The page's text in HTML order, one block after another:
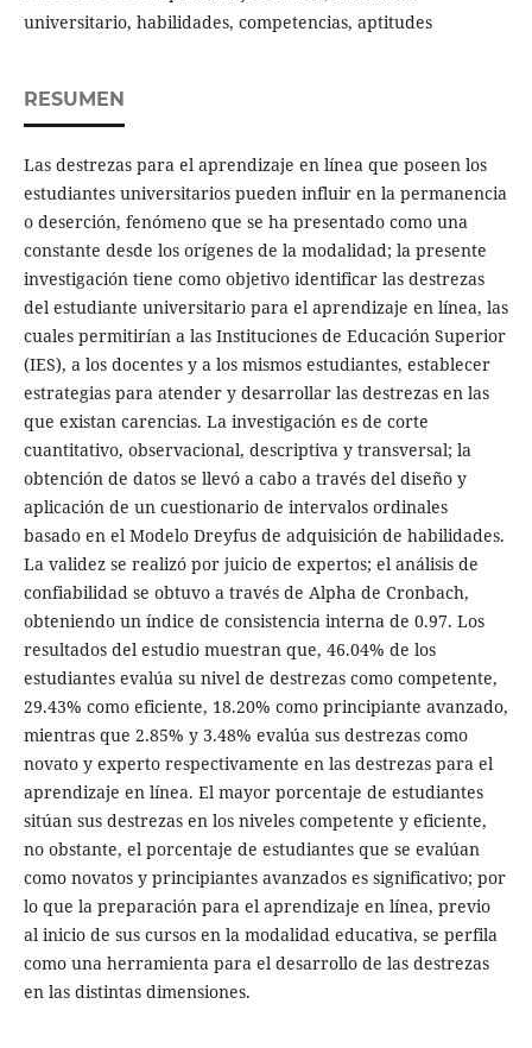
universitario, habilidades, competencias, aptitudes
RESUMEN
Las destrezas para el aprendizaje en línea que poseen los
estudiantes universitarios pueden influir en la permanencia
o deserción, fenómeno que se ha presentado como una
constante desde los orígenes de la modalidad; la presente
investigación tiene como objetivo identificar las destrezas
del estudiante universitario para el aprendizaje en línea, las
cuales permitirían a las Instituciones de Educación Superior
(IES), a los docentes y a los mismos estudiantes, establecer
estrategias para atender y desarrollar las destrezas en las
que existan carencias. La investigación es de corte
cuantitativo, observacional, descriptiva y transversal; la
obtención de datos se llevó a cabo a través del diseño y
aplicación de un cuestionario de intervalos ordinales
basado en el Modelo Dreyfus de adquisición de habilidades.
La validez se realizó por juicio de expertos; el análisis de
confiabilidad se obtuvo a través de Alpha de Cronbach,
obteniendo un índice de consistencia interna de 0.97. Los
resultados del estudio muestran que, 46.04% de los
estudiantes evalúa su nivel de destrezas como competente,
29.43% como eficiente, 18.20% como principiante avanzado,
mientras que 2.85% y 3.48% evalúa sus destrezas como
novato y experto respectivamente en las destrezas para el
aprendizaje en línea. El mayor porcentaje de estudiantes
sitúan sus destrezas en los niveles competente y eficiente,
no obstante, el porcentaje de estudiantes que se evalúan
como novatos y principiantes avanzados es significativo; por
lo que la preparación para el aprendizaje en línea, previo
al inicio de sus cursos en la modalidad educativa, se perfila
como una herramienta para el desarrollo de las destrezas
en las distintas dimensiones.